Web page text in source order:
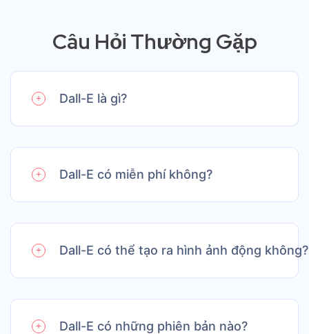
Câu Hỏi Thường Gặp
Dall-E là gì?
Dall-E có miễn phí không?
Dall-E có thể tạo ra hình ảnh động không?
Dall-E có những phiên bản nào?